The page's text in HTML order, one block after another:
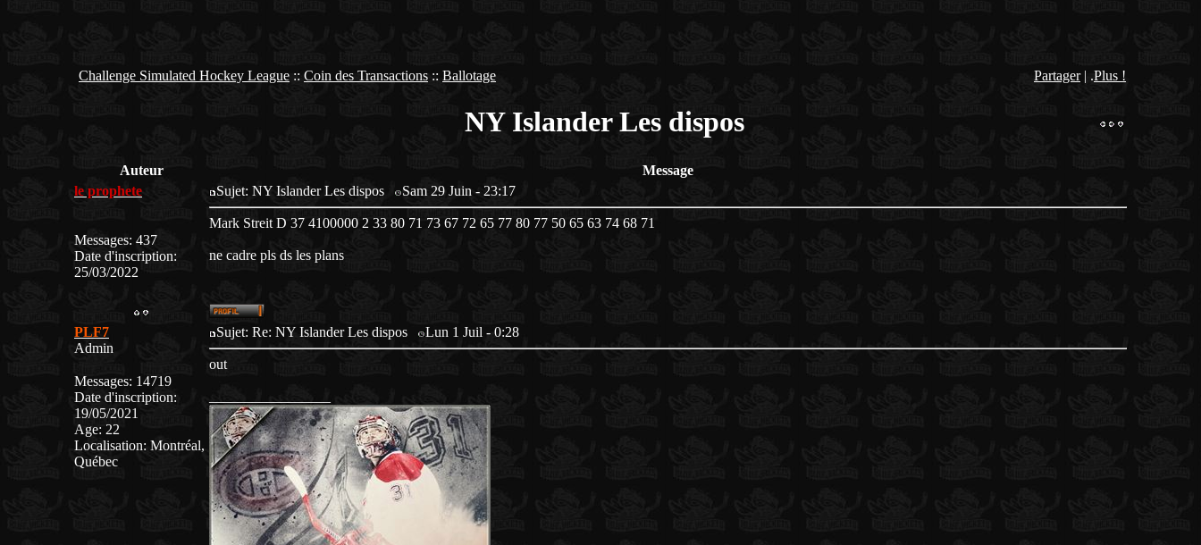
Challenge Simulated Hockey League :: Coin des Transactions :: Ballotage Partager| .Plus !
NY Islander Les dispos
Auteur
Message
le prophete
Messages: 437
Date d'inscription:
25/03/2022
Sujet: NY Islander Les dispos Sam 29 Juin - 23:17
Mark Streit D 37 4100000 2 33 80 71 73 67 72 65 77 80 77 50 65 63 74 68 71
ne cadre pls ds les plans
PLF7
Admin
Messages: 14719
Date d'inscription:
19/05/2021
Age: 22
Localisation: Montréal,
Québec
Sujet: Re: NY Islander Les dispos Lun 1 Juil - 0:28
out